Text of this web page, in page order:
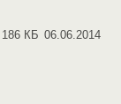
186 КБ 06.06.2014